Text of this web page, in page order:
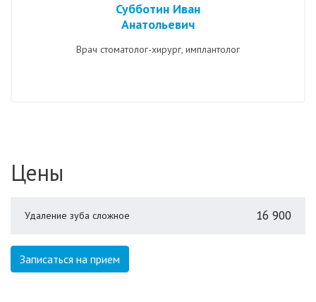
Субботин Иван
Анатольевич
Врач стоматолог-хирург, имплантолог
Цены
Удаление зуба сложное 16 900
Записаться на прием